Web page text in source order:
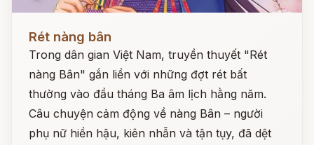
Rét nàng bân
Trong dân gian Việt Nam, truyền thuyết "Rét
nàng Bân" gắn liền với những đợt rét bất
thường vào đầu tháng Ba âm lịch hằng năm.
Câu chuyện cảm động về nàng Bân – người
phụ nữ hiền hậu, kiên nhẫn và tận tụy, đã dệt